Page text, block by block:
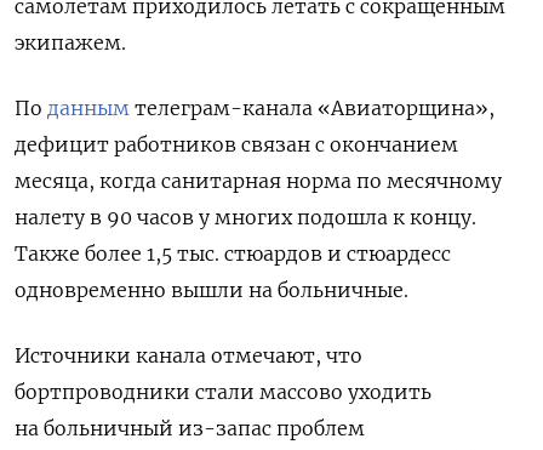
самолетам приходилось летать с сокращенным
экипажем.
По данным телеграм-канала «Авиаторщина»,
дефицит работников связан с окончанием
месяца, когда санитарная норма по месячному
налету в 90 часов у многих подошла к концу.
Также более 1,5 тыс. стюардов и стюардесс
одновременно вышли на больничные.
Источники канала отмечают, что
бортпроводники стали массово уходить
на больничный из-запас проблем